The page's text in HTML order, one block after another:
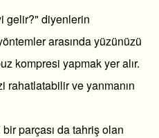
gelir?" diyenlerin
arasında yüzünüzü
kompresi yapmak yer alır.
rahatlatabilir ve yanmanın
bir parçası da tahriş olan